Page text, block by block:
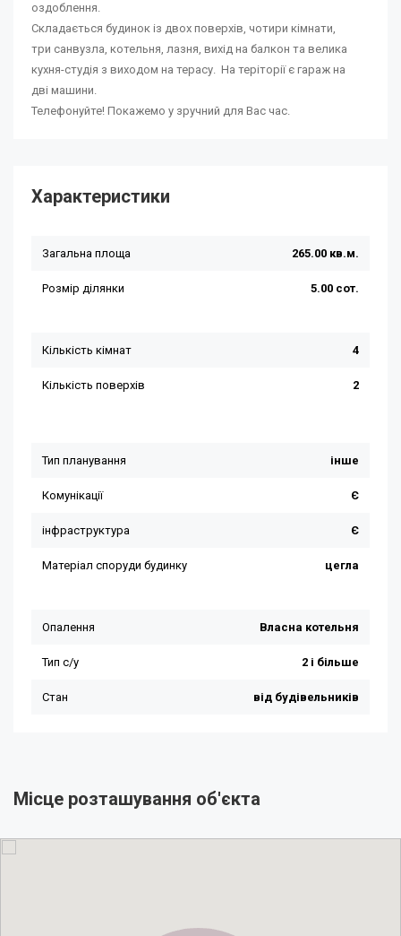
оздоблення.
Складається будинок із двох поверхів, чотири кімнати,
три санвузла, котельня, лазня, вихід на балкон та велика
кухня-студія з виходом на терасу. На теріторії є гараж на
дві машини.
Телефонуйте! Покажемо у зручний для Вас час.
Характеристики
Місце розташування об'єкта